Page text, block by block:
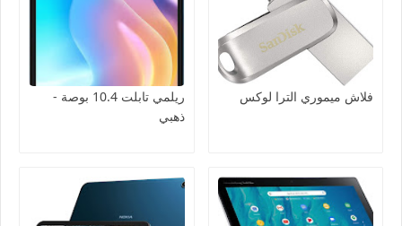
فلاش ميموري الترا لوكس
ريلمي تابلت 10.4 بوصة -
ذهبي